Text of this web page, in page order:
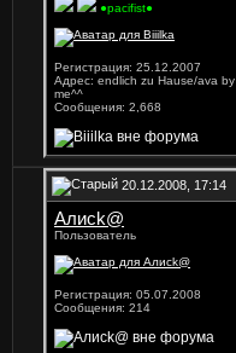
●pacifist●
Регистрация: 25.12.2007
Адрес: endlich zu Hause/ava by
me^^
Сообщения: 2,668
20.12.2008, 17:14
Алисk@
Пользователь
Регистрация: 05.07.2008
Сообщения: 214